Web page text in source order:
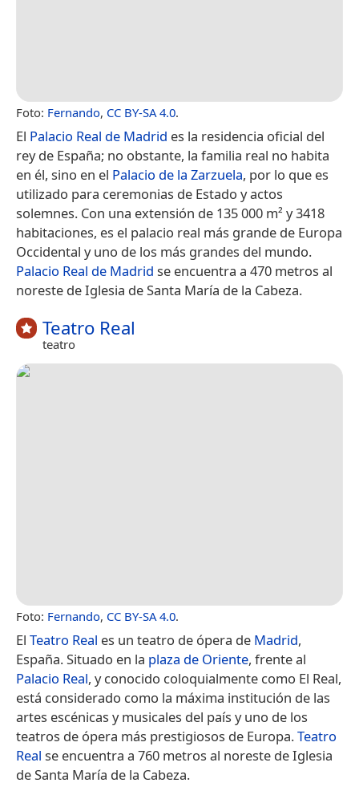
Foto: Fernando, CC BY-SA 4.0.
El Palacio Real de Madrid es la residencia oficial del
rey de España; no obstante, la familia real no habita
en él, sino en el Palacio de la Zarzuela, por lo que es
utilizado para ceremonias de Estado y actos
solemnes.​ Con una extensión de 135 000 m² y 3418
habitaciones, es el palacio real más grande de Europa
Occidental​ y uno de los más grandes del mundo.
Palacio Real de Madrid se encuentra a 470 metros al
noreste de Iglesia de Santa María de la Cabeza.
Teatro Real
teatro
Foto: Fernando, CC BY-SA 4.0.
El Teatro Real es un teatro de ópera de Madrid,
España.​​ Situado en la plaza de Oriente, frente al
Palacio Real, y conocido coloquialmente como El Real,
está considerado como la máxima institución de las
artes escénicas y musicales del país y uno de los
teatros de ópera más prestigiosos de Europa.Teatro
Real se encuentra a 760 metros al noreste de Iglesia
de Santa María de la Cabeza.